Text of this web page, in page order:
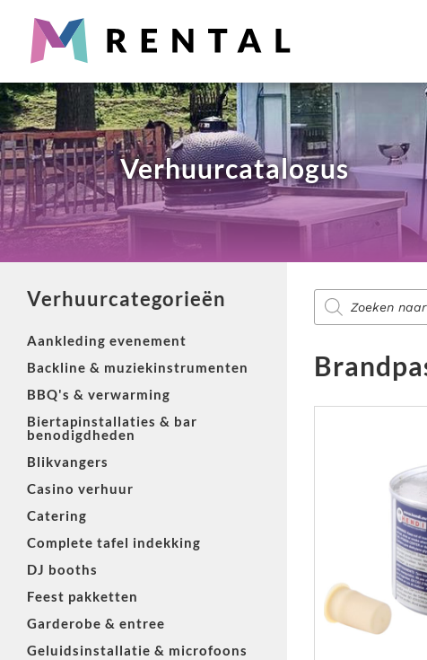
Partyverhuur
Snel iets nodig? Wij verhuren alles wat je nodig hebt voor
Producten
zoeken
Diensten voor evenementen
Zoek je aankleding, catering, licht & geluid of entertainment
Totaaloplossing nodig?
M-Rental heeft totaalpakketten voor evenementen. Van
Verhuurcatalogus
Verhuurcategorieën
Aankleding evenement
Backline & muziekinstrumenten
BBQ's & verwarming
Biertapinstallaties & bar
benodigdheden
Blikvangers
Casino verhuur
Catering
Complete tafel indekking
DJ booths
Feest pakketten
Garderobe & entree
Geluidsinstallatie & microfoons
Producten
zoeken